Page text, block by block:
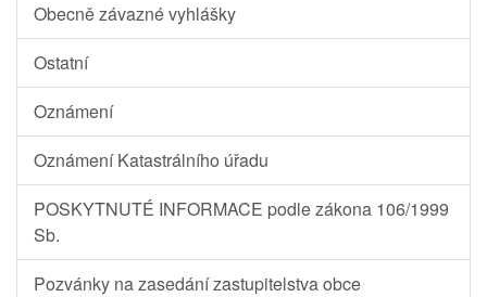
Obecně závazné vyhlášky
Ostatní
Oznámení
Oznámení Katastrálního úřadu
POSKYTNUTÉ INFORMACE podle zákona 106/1999
Sb.
Pozvánky na zasedání zastupitelstva obce